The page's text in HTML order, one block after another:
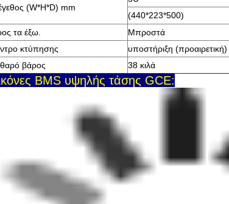
(W*H*D) mm
(440*223*500)
τα έξω.
Μπροστά
κτύπησης
υποστήριξη (προαιρετική)
βάρος
38 κιλά
BMS υψηλής τάσης GCE: